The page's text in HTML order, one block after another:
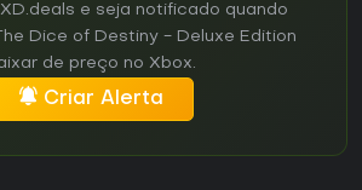
e seja notificado quando
Dice of Destiny - Deluxe Edition
de preço no Xbox.
Criar Alerta